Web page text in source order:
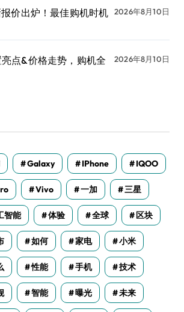
价出炉！最佳购机时机
2026年8月10日
点&价格走势，购机全
2026年8月10日
Galaxy IPhone IQOO
Vivo 一加 三星
智能 体验 全球 区块
如何 家电 小米
性能 手机 技术
智能 曝光 未来